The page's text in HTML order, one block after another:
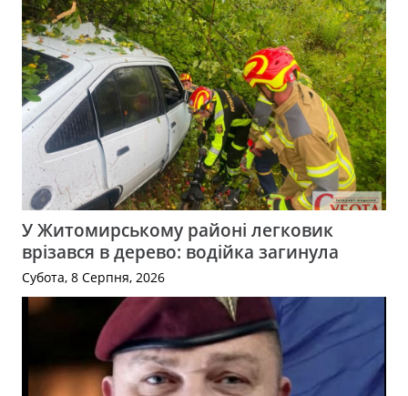
У Житомирському районі легковик
врізався в дерево: водійка загинула
Субота, 8 Серпня, 2026